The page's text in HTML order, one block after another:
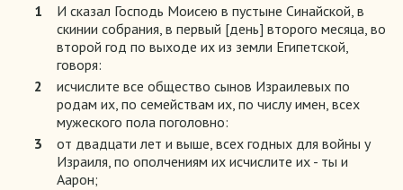
1
И сказал Господь Моисею в пустыне Синайской, в
скинии собрания, в первый [день] второго месяца, во
второй год по выходе их из земли Египетской,
говоря:
2
исчислите все общество сынов Израилевых по
родам их, по семействам их, по числу имен, всех
мужеского пола поголовно:
3
от двадцати лет и выше, всех годных для войны у
Израиля, по ополчениям их исчислите их - ты и
Аарон;